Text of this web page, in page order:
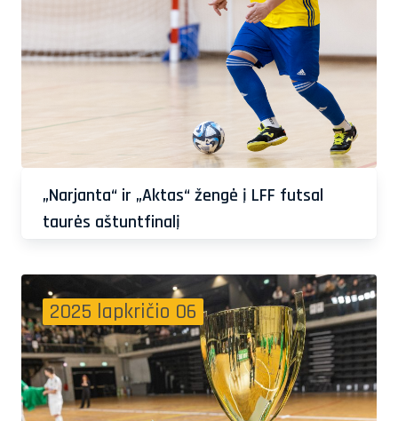
„Narjanta“ ir „Aktas“ žengė į LFF futsal
taurės aštuntfinalį
2025 lapkričio 06